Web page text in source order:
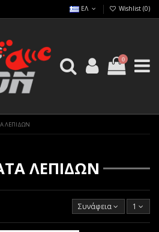
ΕΛ Wishlist (0)
0
ΛΕΠΙΔΩΝ
ΛΕΠΙΔΩΝ
Συνάφεια 1